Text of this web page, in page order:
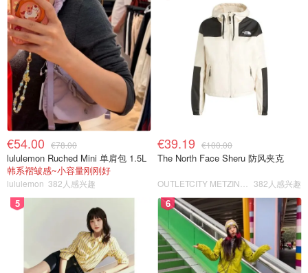
€54.00 €78.00
lululemon Ruched Mini 单肩包 1.5L
韩系褶皱感~小容量刚刚好
lululemon 382人感兴趣
€39.19 €100.00
The North Face Sheru 防风夹克
382人感兴趣
5 6